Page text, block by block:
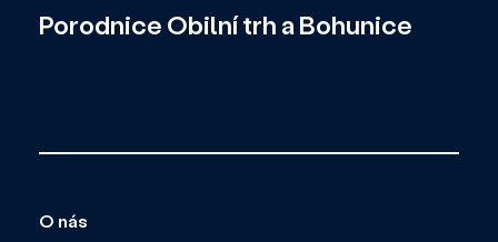
Porodnice Obilní trh a Bohunice
O nás